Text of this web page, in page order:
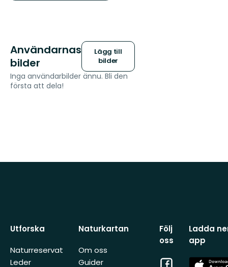
Användarnas
bilder
Lägg till
bilder
Inga användarbilder ännu. Bli den
första att dela!
Utforska
Naturreservat
Leder
Naturkartan
Om oss
Guider
Följ
oss
Facebook
Ladda
app
App